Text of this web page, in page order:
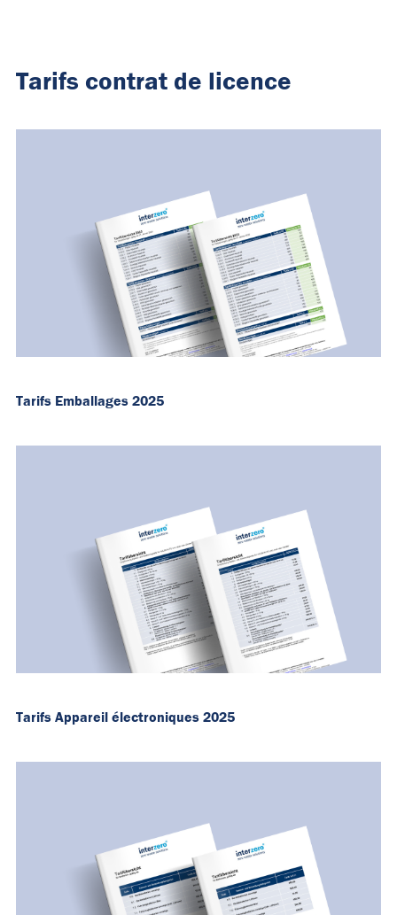
Tarifs contrat de licence
Tarifs Emballages 2025
Tarifs Appareil électroniques 2025